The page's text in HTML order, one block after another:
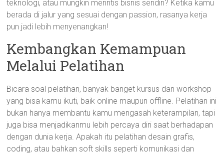
teknologi, atau mungkin merintis bisnis sendiri? Ketika kamu
berada di jalur yang sesuai dengan passion, rasanya kerja
pun jadi lebih menyenangkan!
Kembangkan Kemampuan
Melalui Pelatihan
Bicara soal pelatihan, banyak banget kursus dan workshop
yang bisa kamu ikuti, baik online maupun offline. Pelatihan ini
bukan hanya membantu kamu mengasah keterampilan, tapi
juga bisa menjadikanmu lebih percaya diri saat berhadapan
dengan dunia kerja. Apakah itu pelatihan desain grafis,
coding, atau bahkan soft skills seperti komunikasi dan